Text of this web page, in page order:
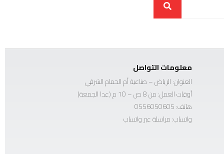
معلومات التواصل
العنوان: الرياض – صناعية أم الحمام الشرقي
أوقات العمل: من 8 ص – 10 م (عدا الجمعة)
هاتف:0556050605
واتساب:مراسلة عبر واتساب